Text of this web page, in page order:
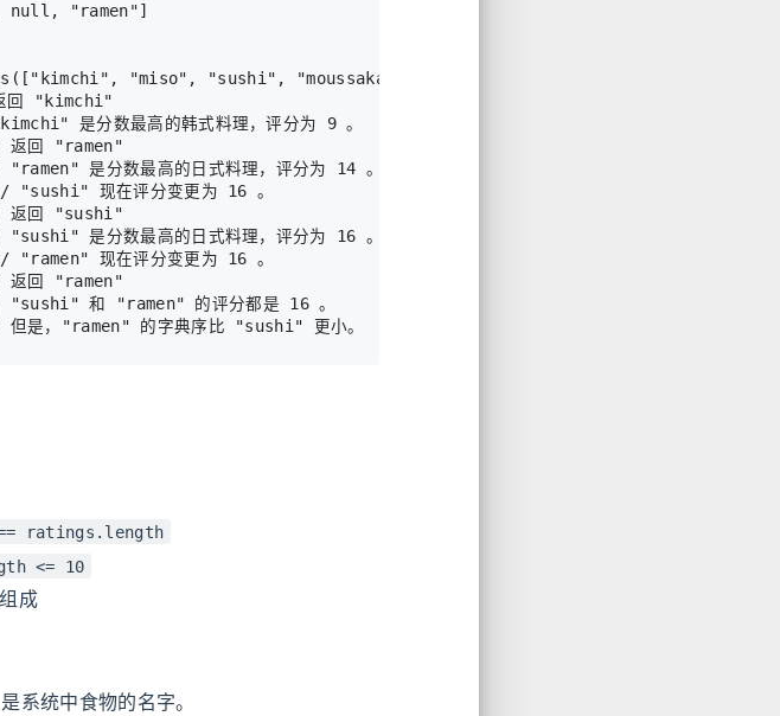
"ramen"]
"miso", "sushi", "moussaka", "ramen", "bulgogi"], ["korean",
回 "kimchi"
是分数最高的韩式料理，评分为 9 。
回 "ramen"
是分数最高的日式料理，评分为 14 。
现在评分变更为 16 。
返回 "sushi"
是分数最高的日式料理，评分为 16 。
现在评分变更为 16 。
回 "ramen"
和 "ramen" 的评分都是 16 。
ratings.length
<= 10
成
是系统中食物的名字。